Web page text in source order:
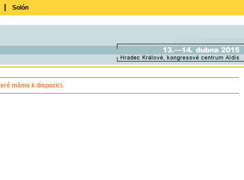
Solón
máme k dispozici.